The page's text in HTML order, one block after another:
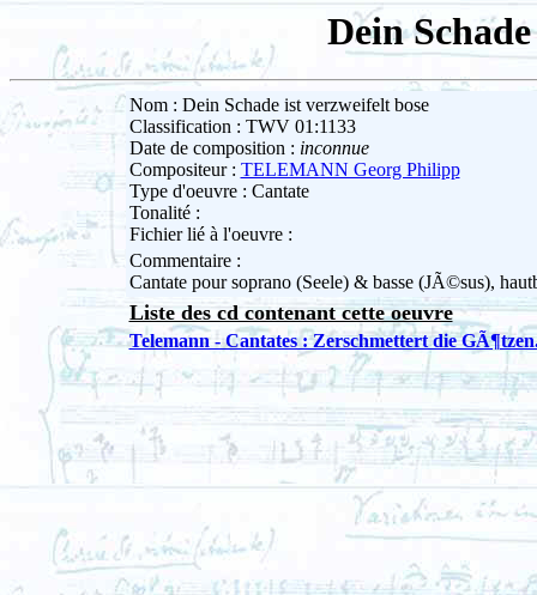
Dein
Nom : Dein Schade ist verzweifelt bose
Classification : TWV 01:1133
Date de composition : inconnue
Compositeur : TELEMANN Georg Philipp
Type d'oeuvre : Cantate
Tonalité :
Fichier lié à l'oeuvre :
Commentaire :
Cantate pour soprano (Seele) & basse (JÃ©sus),
Liste des cd contenant cette oeuvre
Telemann - Cantates : Zerschmettert die